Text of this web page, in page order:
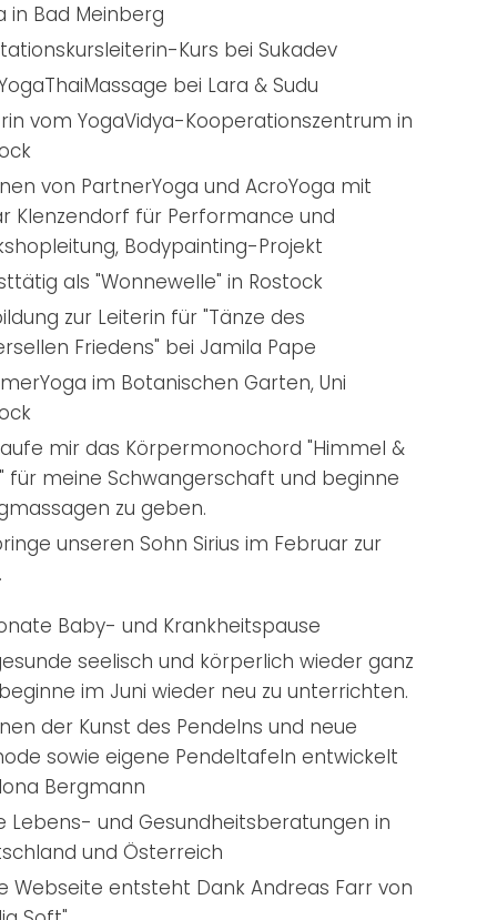
in Bad Meinberg
Kurs bei Sukadev
bei Lara & Sudu
vom YogaVidya-Kooperationszentrum in
von PartnerYoga und AcroYoga mit
Klenzendorf für Performance und
Bodypainting-Projekt
als "Wonnewelle" in Rostock
zur Leiterin für "Tänze des
Friedens" bei Jamila Pape
im Botanischen Garten, Uni
mir das Körpermonochord "Himmel &
für meine Schwangerschaft und beginne
zu geben.
unseren Sohn Sirius im Februar zur
Baby- und Krankheitspause
seelisch und körperlich wieder ganz
im Juni wieder neu zu unterrichten.
der Kunst des Pendelns und neue
sowie eigene Pendeltafeln entwickelt
Bergmann
Lebens- und Gesundheitsberatungen in
und Österreich
Webseite entsteht Dank Andreas Farr von